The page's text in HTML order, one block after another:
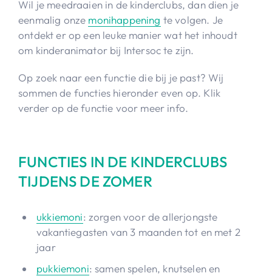
Wil je meedraaien in de kinderclubs, dan dien je
eenmalig onze monihappening te volgen. Je
ontdekt er op een leuke manier wat het inhoudt
om kinderanimator bij Intersoc te zijn.
Op zoek naar een functie die bij je past? Wij
sommen de functies hieronder even op. Klik
verder op de functie voor meer info.
FUNCTIES IN DE KINDERCLUBS
TIJDENS DE ZOMER
ukkiemoni: zorgen voor de allerjongste
vakantiegasten van 3 maanden tot en met 2
jaar
pukkiemoni: samen spelen, knutselen en